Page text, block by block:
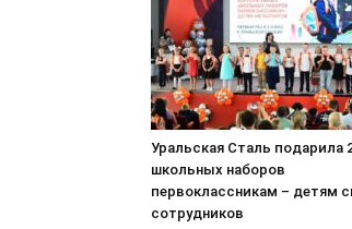
Уральская Сталь подарила
школьных наборов
первоклассникам – детям
сотрудников